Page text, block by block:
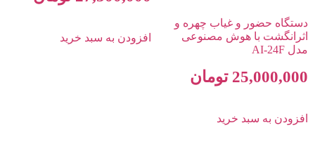
دستگاه حضور و غیاب چهره و
اثرانگشت با هوش مصنوعی
مدل AI-24F
25,000,000 تومان
افزودن به سبد خرید
افزودن به سبد خرید